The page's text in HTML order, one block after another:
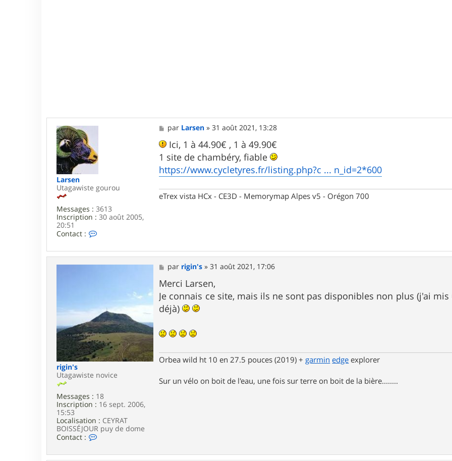
Larsen
Utagawiste gourou
Messages : 3613
Inscription : 30 août 2005,
20:51
Contact :
t
a
L
a
r
s
e
n
M
e
s
a
g
e
par Larsen »31 août 2021, 13:28
Ici, 1 à 44.90€ , 1 à 49.90€
1 site de chambéry, fiable
https://www.cycletyres.fr/listing.php?c ... n_id=2*600
eTrex vista HCx - CE3D - Memorymap Alpes v5 - Orégon 700
rigin's
Utagawiste novice
Messages : 18
Inscription : 16 sept. 2006,
15:53
Localisation : CEYRAT
BOISSÉJOUR puy de dome
Contact :
C
M
e
s
s
a
g
e
par rigin's »31 août 2021, 17:06
Merci Larsen,
Je connais ce site, mais ils ne sont pas disponibles non plus (j'ai
déjà)
Orbea wild ht 10 en 27.5 pouces (2019) + garmin edge explorer
Sur un vélo on boit de l'eau, une fois sur terre on boit de la bière........